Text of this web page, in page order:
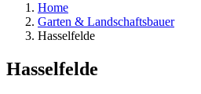
Home
Garten & Landschaftsbauer
Hasselfelde
Hasselfelde